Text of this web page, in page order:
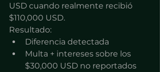
USD cuando realmente recibió
$110,000 USD.
Resultado:
Diferencia detectada
Multa + intereses sobre los
$30,000 USD no reportados